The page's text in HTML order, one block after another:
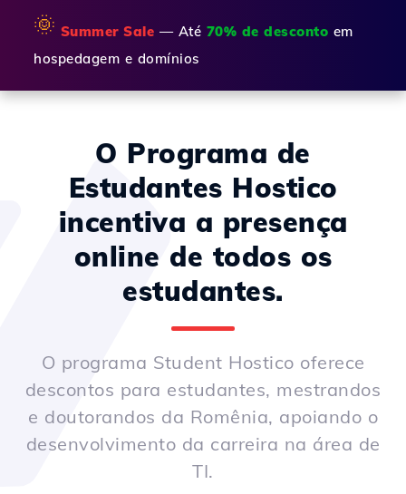
🌞 Summer Sale — Até 70% de desconto em
hospedagem e domínios
O Programa de
Estudantes Hostico
incentiva a presença
online de todos os
estudantes.
O programa Student Hostico oferece
descontos para estudantes, mestrandos
e doutorandos da Romênia, apoiando o
desenvolvimento da carreira na área de
TI.